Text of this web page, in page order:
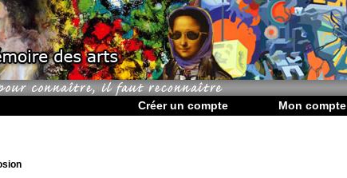
Créer un compte Mon compte